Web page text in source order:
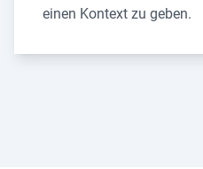
einen Kontext zu geben.